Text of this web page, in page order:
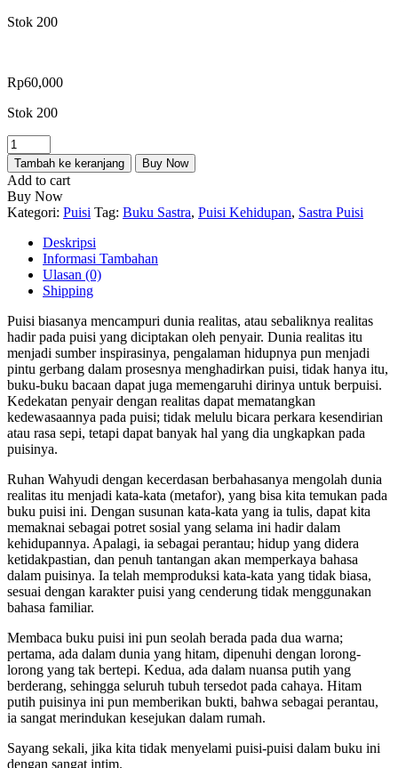
Stok 200
Rp60,000
Stok 200
Kuantitas
Di
Kota-
Kota
Menggambar
Wajah
Tambah ke keranjang Buy Now
Add to cart
Buy Now
Kategori: Puisi Tag: Buku Sastra, Puisi Kehidupan, Sastra Puisi
Deskripsi
Informasi Tambahan
Ulasan (0)
Shipping
Puisi biasanya mencampuri dunia realitas, atau sebaliknya realitas
hadir pada puisi yang diciptakan oleh penyair. Dunia realitas itu
menjadi sumber inspirasinya, pengalaman hidupnya pun menjadi
pintu gerbang dalam prosesnya menghadirkan puisi, tidak hanya itu,
buku-buku bacaan dapat juga memengaruhi dirinya untuk berpuisi.
Kedekatan penyair dengan realitas dapat mematangkan
kedewasaannya pada puisi; tidak melulu bicara perkara kesendirian
atau rasa sepi, tetapi dapat banyak hal yang dia ungkapkan pada
puisinya.
Ruhan Wahyudi dengan kecerdasan berbahasanya mengolah dunia
realitas itu menjadi kata-kata (metafor), yang bisa kita temukan pada
buku puisi ini. Dengan susunan kata-kata yang ia tulis, dapat kita
memaknai sebagai potret sosial yang selama ini hadir dalam
kehidupannya. Apalagi, ia sebagai perantau; hidup yang didera
ketidakpastian, dan penuh tantangan akan memperkaya bahasa
dalam puisinya. Ia telah memproduksi kata-kata yang tidak biasa,
sesuai dengan karakter puisi yang cenderung tidak menggunakan
bahasa familiar.
Membaca buku puisi ini pun seolah berada pada dua warna;
pertama, ada dalam dunia yang hitam, dipenuhi dengan lorong-
lorong yang tak bertepi. Kedua, ada dalam nuansa putih yang
berderang, sehingga seluruh tubuh tersedot pada cahaya. Hitam
putih puisinya ini pun memberikan bukti, bahwa sebagai perantau,
ia sangat merindukan kesejukan dalam rumah.
Sayang sekali, jika kita tidak menyelami puisi-puisi dalam buku ini
dengan sangat intim.